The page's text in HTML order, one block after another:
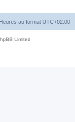
Heures au format UTC+02:00
Limited